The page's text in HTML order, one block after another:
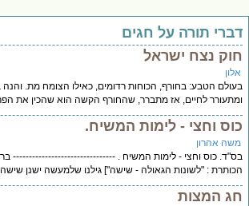
תורה על חגים
נצח ישראל
הטבע: בחורף, הכוחות רדומים, כאילו הצומח מת. והנה
לחיים, אז מתברר, שהחורף הקשה הוא שהכין את
וחצי - לימות המשיח.
אהרון
כוס וחצי - לימות המשיח . --------------------------------
: "לשונות הגאולה - שישה"] גילנו שלמעשה ישנן שישה לש
המצות